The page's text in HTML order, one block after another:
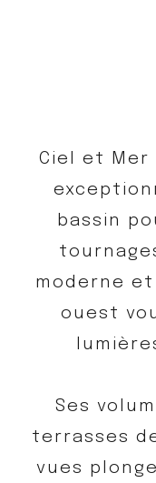
Ciel et Mer
bassin
moderne
ouest
Ses
terrasses
vues